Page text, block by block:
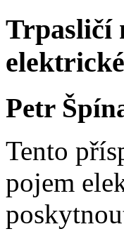
Trpasličí
Petr
Tento
pojem